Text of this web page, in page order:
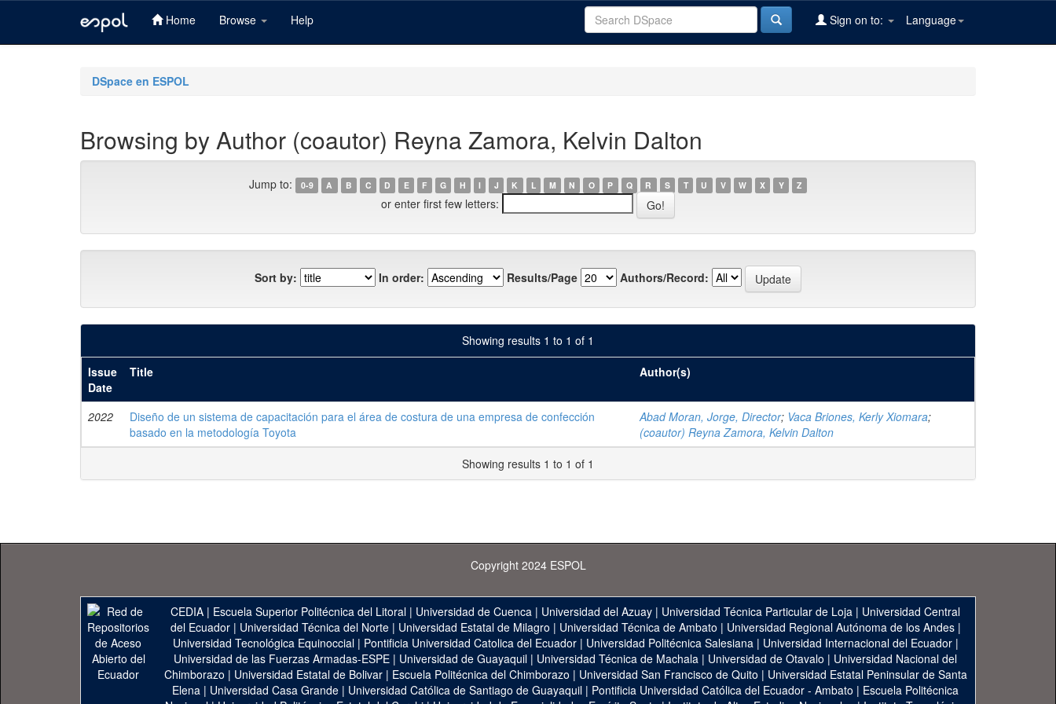
Home Browse Help Language
Sign on to:
DSpace en ESPOL
Browsing by Author (coautor) Reyna Zamora, Kelvin Dalton
Jump to: 0-9 A B C D E F G H I J K L M N O P Q R S T U V W X Y Z
or enter first few letters:
Sort by: In order: Results/Page Authors/Record:
Showing results 1 to 1 of 1
Issue
Date
Title Author(s)
2022
Diseño de un sistema de capacitación para el área de costura de una empresa de confección
basado en la metodología Toyota
Abad Moran, Jorge, Director; Vaca Briones, Kerly Xiomara;
(coautor) Reyna Zamora, Kelvin Dalton
Showing results 1 to 1 of 1
Copyright 2024 ESPOL
CEDIA | Escuela Superior Politécnica del Litoral | Universidad de Cuenca | Universidad del Azuay | Universidad Técnica Particular de Loja | Universidad Central
del Ecuador| Universidad Técnica del Norte| Universidad Estatal de Milagro | Universidad Técnica de Ambato | Universidad Regional Autónoma de los Andes|
Universidad Tecnológica Equinoccial| Pontificia Universidad Catolica del Ecuador| Universidad Politécnica Salesiana| Universidad Internacional del Ecuador|
Universidad de las Fuerzas Armadas-ESPE | Universidad de Guayaquil | Universidad Técnica de Machala | Universidad de Otavalo | Universidad Nacional del
Chimborazo | Universidad Estatal de Bolivar| Escuela Politécnica del Chimborazo | Universidad San Francisco de Quito | Universidad Estatal Peninsular de Santa
Elena | Universidad Casa Grande | Universidad Católica de Santiago de Guayaquil | Pontificia Universidad Católica del Ecuador - Ambato | Escuela Politécnica